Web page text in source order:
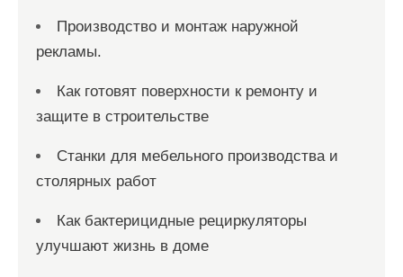
Производство и монтаж наружной
рекламы.
Как готовят поверхности к ремонту и
защите в строительстве
Станки для мебельного производства и
столярных работ
Как бактерицидные рециркуляторы
улучшают жизнь в доме